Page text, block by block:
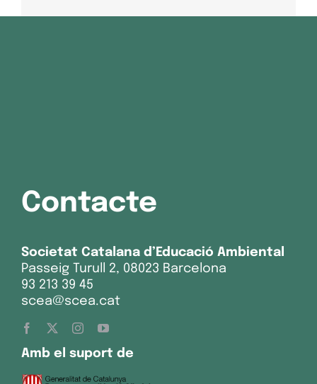
Contacte
Societat Catalana d’Educació Ambiental
Passeig Turull 2, 08023 Barcelona
93 213 39 45
scea@scea.cat
Amb el suport de